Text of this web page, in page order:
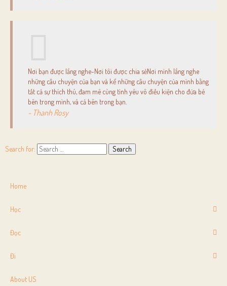
Nơi bạn được lắng nghe-Nơi tôi được chia sẻNơi mình lắng nghe
những câu chuyện của bạn và kể những câu chuyện của mình bằng
tất cả sự thích thú, đam mê cùng tình yêu vô điều kiện cho đứa bé
bên trong mình, và cả bên trong bạn.
- Thanh Rosy
Search for:
Home
Học
Đọc
Đi
About US